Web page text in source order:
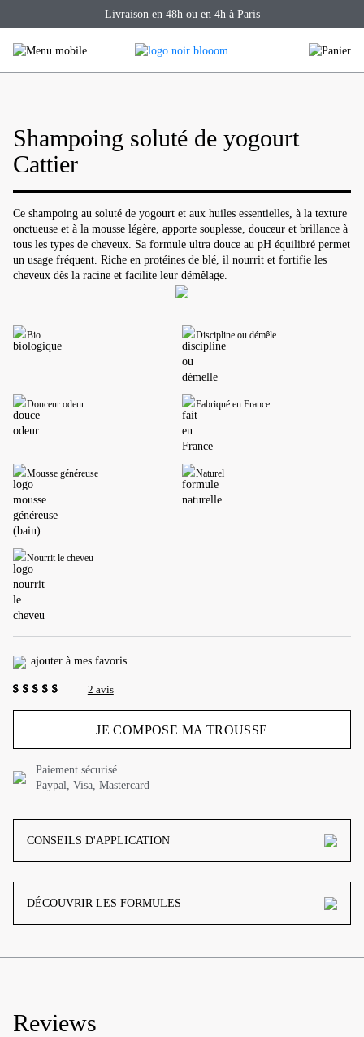
Livraison en 48h ou en 4h à Paris
Shampoing soluté de yogourt
Cattier
Ce shampoing au soluté de yogourt et aux huiles essentielles, à la texture
onctueuse et à la mousse légère, apporte souplesse, douceur et brillance à
tous les types de cheveux. Sa formule ultra douce au pH équilibré permet
un usage fréquent. Riche en protéines de blé, il nourrit et fortifie les
cheveux dès la racine et facilite leur démêlage.
Bio Discipline ou démêle
Douceur odeur Fabriqué en France
Mousse généreuse Naturel
Nourrit le cheveu
ajouter à mes favoris
2 avis
JE COMPOSE MA TROUSSE
Paiement sécurisé
Paypal, Visa, Mastercard
CONSEILS D'APPLICATION
DÉCOUVRIR LES FORMULES
Reviews